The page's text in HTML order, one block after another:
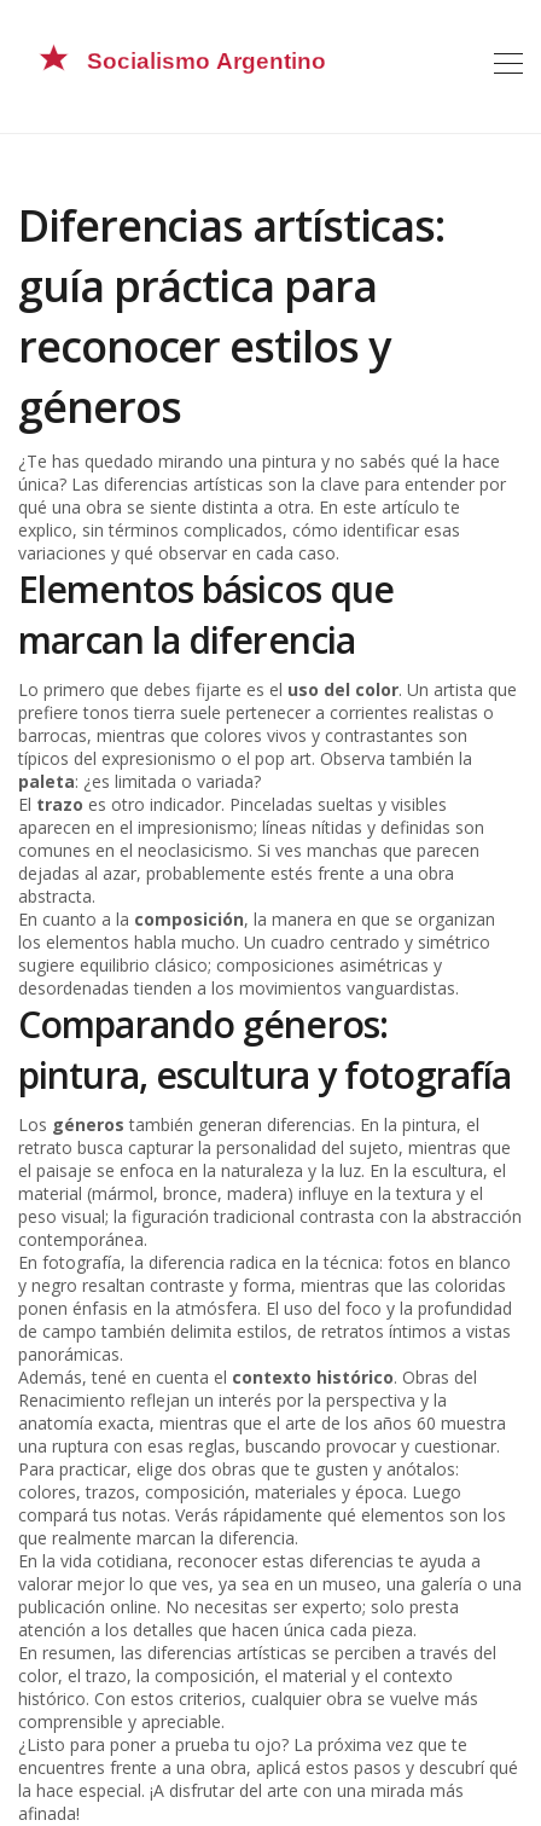
Diferencias artísticas:
guía práctica para
reconocer estilos y
géneros
¿Te has quedado mirando una pintura y no sabés qué la hace
única? Las diferencias artísticas son la clave para entender por
qué una obra se siente distinta a otra. En este artículo te
explico, sin términos complicados, cómo identificar esas
variaciones y qué observar en cada caso.
Elementos básicos que
marcan la diferencia
Lo primero que debes fijarte es el uso del color. Un artista que
prefiere tonos tierra suele pertenecer a corrientes realistas o
barrocas, mientras que colores vivos y contrastantes son
típicos del expresionismo o el pop art. Observa también la
paleta: ¿es limitada o variada?
El trazo es otro indicador. Pinceladas sueltas y visibles
aparecen en el impresionismo; líneas nítidas y definidas son
comunes en el neoclasicismo. Si ves manchas que parecen
dejadas al azar, probablemente estés frente a una obra
abstracta.
En cuanto a la composición, la manera en que se organizan
los elementos habla mucho. Un cuadro centrado y simétrico
sugiere equilibrio clásico; composiciones asimétricas y
desordenadas tienden a los movimientos vanguardistas.
Comparando géneros:
pintura, escultura y fotografía
Los géneros también generan diferencias. En la pintura, el
retrato busca capturar la personalidad del sujeto, mientras que
el paisaje se enfoca en la naturaleza y la luz. En la escultura, el
material (mármol, bronce, madera) influye en la textura y el
peso visual; la figuración tradicional contrasta con la abstracción
contemporánea.
En fotografía, la diferencia radica en la técnica: fotos en blanco
y negro resaltan contraste y forma, mientras que las coloridas
ponen énfasis en la atmósfera. El uso del foco y la profundidad
de campo también delimita estilos, de retratos íntimos a vistas
panorámicas.
Además, tené en cuenta el contexto histórico. Obras del
Renacimiento reflejan un interés por la perspectiva y la
anatomía exacta, mientras que el arte de los años 60 muestra
una ruptura con esas reglas, buscando provocar y cuestionar.
Para practicar, elige dos obras que te gusten y anótalos:
colores, trazos, composición, materiales y época. Luego
compará tus notas. Verás rápidamente qué elementos son los
que realmente marcan la diferencia.
En la vida cotidiana, reconocer estas diferencias te ayuda a
valorar mejor lo que ves, ya sea en un museo, una galería o una
publicación online. No necesitas ser experto; solo presta
atención a los detalles que hacen única cada pieza.
En resumen, las diferencias artísticas se perciben a través del
color, el trazo, la composición, el material y el contexto
histórico. Con estos criterios, cualquier obra se vuelve más
comprensible y apreciable.
¿Listo para poner a prueba tu ojo? La próxima vez que te
encuentres frente a una obra, aplicá estos pasos y descubrí qué
la hace especial. ¡A disfrutar del arte con una mirada más
afinada!